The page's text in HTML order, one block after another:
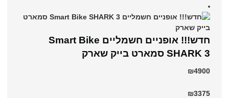
חדש!!! אופניים חשמליים Smart Bike
SHARK 3 סמארט בייק שארק
₪4900
₪3375